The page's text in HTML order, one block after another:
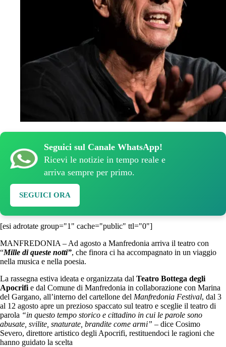
Seguici sul Canale WhatsApp!
Ricevi le notizie in tempo reale e
arriva sempre per primo.
SEGUICI ORA
[esi adrotate group="1" cache="public" ttl="0"]
MANFREDONIA – Ad agosto a Manfredonia arriva il teatro con
“Mille di queste notti”, che finora ci ha accompagnato in un viaggio
nella musica e nella poesia.
La rassegna estiva ideata e organizzata dal Teatro Bottega degli
Apocrifi e dal Comune di Manfredonia in collaborazione con Marina
del Gargano, all’interno del cartellone del Manfredonia Festival, dal 3
al 12 agosto apre un prezioso spaccato sul teatro e sceglie il teatro di
parola “in questo tempo storico e cittadino in cui le parole sono
abusate, svilite, snaturate, brandite come armi” – dice Cosimo
Severo, direttore artistico degli Apocrifi, restituendoci le ragioni che
hanno guidato la scelta